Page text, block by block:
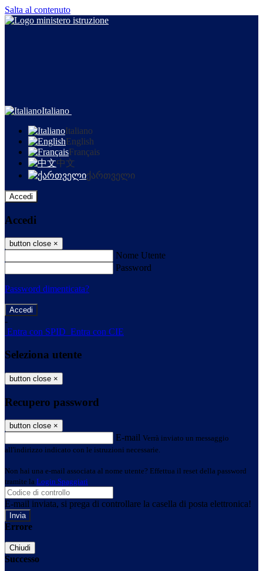
Salta al contenuto
Italiano
Italiano
English
Français
中文
ქართველი
Accedi
Accedi
button close ×
Nome Utente
Password
Password dimenticata?
-
Entra con SPID Entra con CIE
Seleziona utente
button close ×
Recupero password
button close ×
E-mail Verrà inviato un messaggio
all'indirizzo indicato con le istruzioni necessarie.
Non hai una e-mail associata al nome utente? Effettua il reset della password
tramite la Login Spaggiari
E-mail inviata, si prega di controllare la casella di posta elettronica!
Errore
Chiudi
Successo